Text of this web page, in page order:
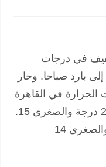
في درجات
بارد صباحا. وحار
الحرارة في القاهرة
الكبرى والوجه البحري، العظمى 27 درجة والصغرى 15.
والسواحل الشمالية، العظمى 23 والصغرى 14